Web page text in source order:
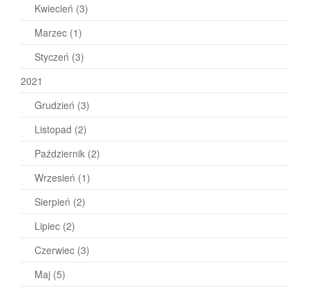
Kwiecień (3)
Marzec (1)
Styczeń (3)
2021
Grudzień (3)
Listopad (2)
Październik (2)
Wrzesień (1)
Sierpień (2)
Lipiec (2)
Czerwiec (3)
Maj (5)